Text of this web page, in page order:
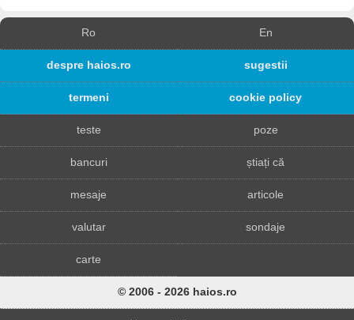
Ro En
despre haios.ro sugestii
termeni cookie policy
teste poze
bancuri știați că
mesaje articole
valutar sondaje
carte
© 2006 - 2026 haios.ro